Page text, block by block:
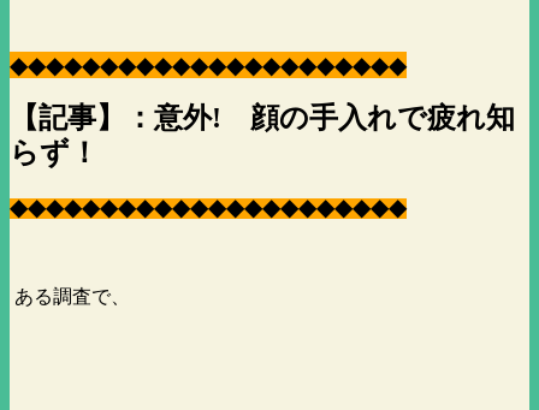
◆◆◆◆◆◆◆◆◆◆◆◆◆◆◆◆◆◆◆◆◆◆
【記事】：意外! 顔の手入れで疲れ知
らず！
◆◆◆◆◆◆◆◆◆◆◆◆◆◆◆◆◆◆◆◆◆◆
ある調査で、